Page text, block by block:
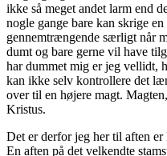
af
refleksioner
ikke så meget andet larm end
nogle gange bare kan skrige
gennemtrængende særligt når
dumt og bare gerne vil have
har dummet mig er jeg vellidt,
kan ikke selv kontrollere det
over til en højere magt.
Kristus.
Det er derfor jeg her til aften
En aften på det velkendte